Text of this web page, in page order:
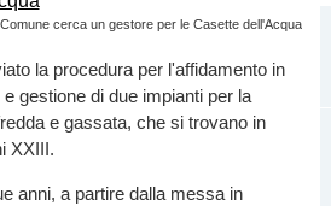
cerca un gestore per le Casette dell'Acqua
la procedura per l'affidamento in
gestione di due impianti per la
e gassata, che si trovano in
XXIII.
anni, a partire dalla messa in